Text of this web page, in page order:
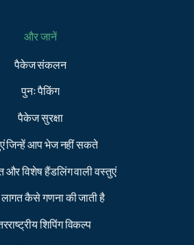
और जानें
पैकेज संकलन
पुनः पैकिंग
पैकेज सुरक्षा
जिन्हें आप भेज नहीं सकते
और विशेष हैंडलिंग वाली वस्तुएं
लागत कैसे गणना की जाती है
शिपिंग विकल्प